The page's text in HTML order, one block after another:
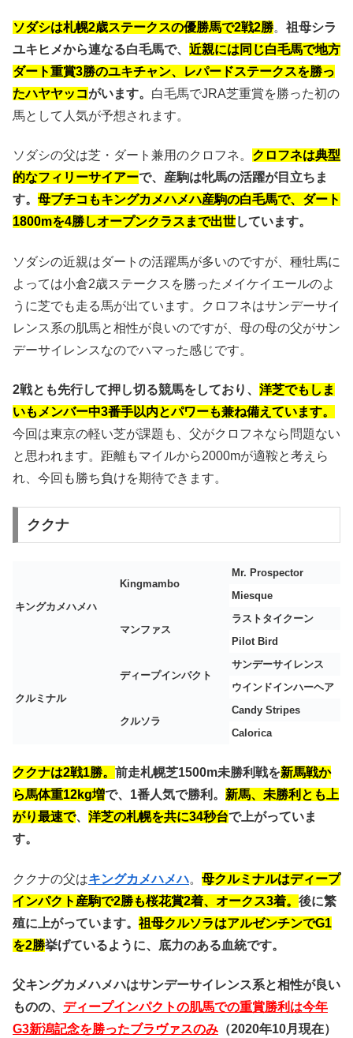
ソダシは札幌2歳ステークスの優勝馬で2戦2勝。 祖母シラ
ユキヒメから連なる白毛馬で、 近親には同じ白毛馬で地方
ダート重賞3勝のユキチャン、レパードステークスを勝っ
たハヤヤッコがいます。 白毛馬でJRA芝重賞を勝った初の
馬として人気が予想されます。
ソダシの父は芝・ダート兼用のクロフネ。 クロフネは典型
的なフィリーサイアーで、産駒は牝馬の活躍が目立ちま
す。 母ブチコもキングカメハメハ産駒の白毛馬で、ダート
1800mを4勝しオープンクラスまで出世しています。
ソダシの近親はダートの活躍馬が多いのですが、種牡馬に
よっては小倉2歳ステークスを勝ったメイケイエールのよ
うに芝でも走る馬が出ています。クロフネはサンデーサイ
レンス系の肌馬と相性が良いのですが、母の母の父がサン
デーサイレンスなのでハマった感じです。
2戦とも先行して押し切る競馬をしており、 洋芝でもしま
いもメンバー中3番手以内とパワーも兼ね備えています。
今回は東京の軽い芝が課題も、父がクロフネなら問題ない
と思われます。距離もマイルから2000mが適鞍と考えら
れ、今回も勝ち負けを期待できます。
ククナ
キングカメハメハ
Kingmambo
Mr. Prospector
Miesque
マンファス
ラストタイクーン
Pilot Bird
クルミナル
ディープインパクト
サンデーサイレンス
ウインドインハーヘア
クルソラ
Candy Stripes
Calorica
ククナは2戦1勝。 前走札幌芝1500m未勝利戦を新馬戦か
ら馬体重12kg増で、1番人気で勝利。 新馬、未勝利とも上
がり最速で、 洋芝の札幌を共に34秒台で上がっていま
す。
ククナの父はキングカメハメハ。 母クルミナルはディープ
インパクト産駒で2勝も桜花賞2着、オークス3着。 後に繁
殖に上がっています。 祖母クルソラはアルゼンチンでG1
を2勝挙げているように、底力のある血統です。
父キングカメハメハはサンデーサイレンス系と相性が良い
ものの、 ディープインパクトの肌馬での重賞勝利は今年
G3新潟記念を勝ったブラヴァスのみ （2020年10月現在）